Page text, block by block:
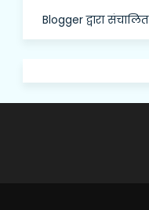
Blogger द्वारा संचालित